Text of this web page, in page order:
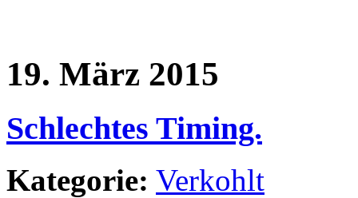
19. März 2015
Schlechtes Timing.
Kategorie: Verkohlt